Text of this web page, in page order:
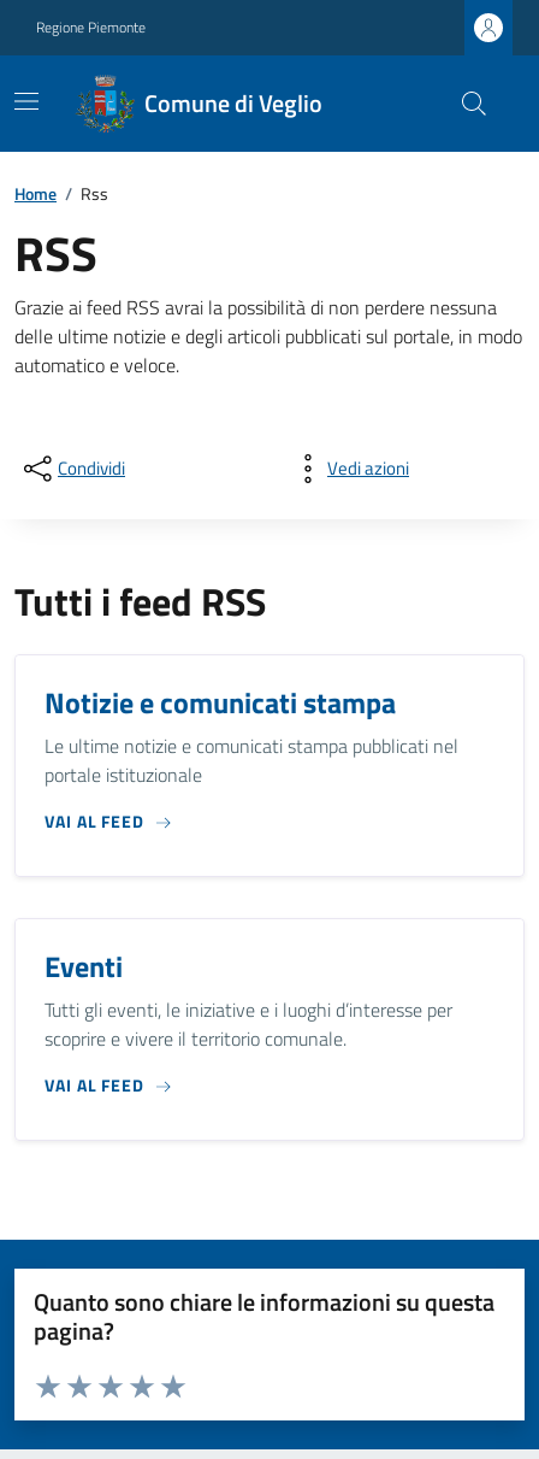
Regione Piemonte
Comune di Veglio
Home / Rss
RSS
Grazie ai feed RSS avrai la possibilità di non perdere nessuna
delle ultime notizie e degli articoli pubblicati sul portale, in modo
automatico e veloce.
Condividi Vedi azioni
Tutti i feed RSS
Notizie e comunicati stampa
Le ultime notizie e comunicati stampa pubblicati nel
portale istituzionale
VAI AL FEED
Eventi
Tutti gli eventi, le iniziative e i luoghi d’interesse per
scoprire e vivere il territorio comunale.
VAI AL FEED
Quanto sono chiare le informazioni su questa
pagina?
Valuta da 1 a 5 stelle la pagina
Valuta 5 stelle su 5
Valuta 4 stelle su 5
Valuta 3 stelle su 5
Valuta 2 stelle su 5
Valuta 1 stelle su 5